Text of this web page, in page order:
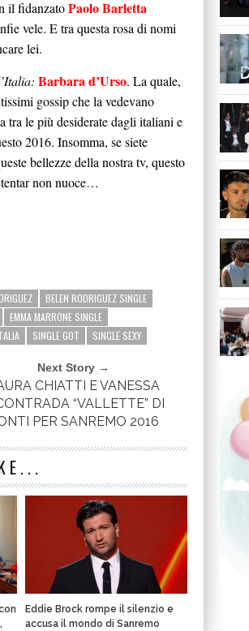
il fidanzatoPaolo Barletta
vele. E tra questa rosa di nomi
lei.
Barbara d’Urso. La quale,
gossip che la vedevano
tra le più desiderate dagli italiani e
2016. Insomma, se siete
bellezze della nostra tv, questo
non nuoce…
BELEN RODRIGUEZ SINGLE
EMMA MARRONE SINGLE
SINGLE GOT SINGLE SEXY
Next Story →
CHIATTI E VANESSA
“VALLETTE” DI
Eddie Brock rompe il silenzio e
accusa il mondo di Sanremo